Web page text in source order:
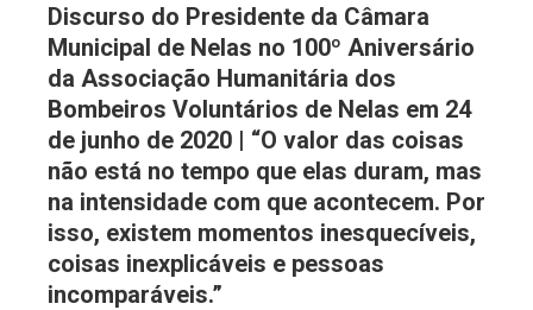
Discurso do Presidente da Câmara
Municipal de Nelas no 100º Aniversário
da Associação Humanitária dos
Bombeiros Voluntários de Nelas em 24
de junho de 2020 | “O valor das coisas
não está no tempo que elas duram, mas
na intensidade com que acontecem. Por
isso, existem momentos inesquecíveis,
coisas inexplicáveis e pessoas
incomparáveis.”